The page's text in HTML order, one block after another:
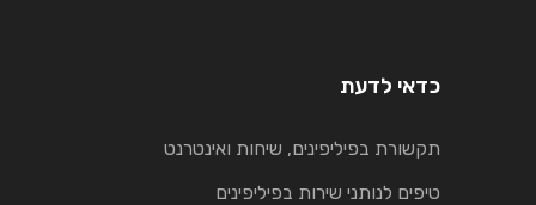
כדאי לדעת
תקשורת בפיליפינים, שיחות ואינטרנט
טיפים לנותני שירות בפיליפינים